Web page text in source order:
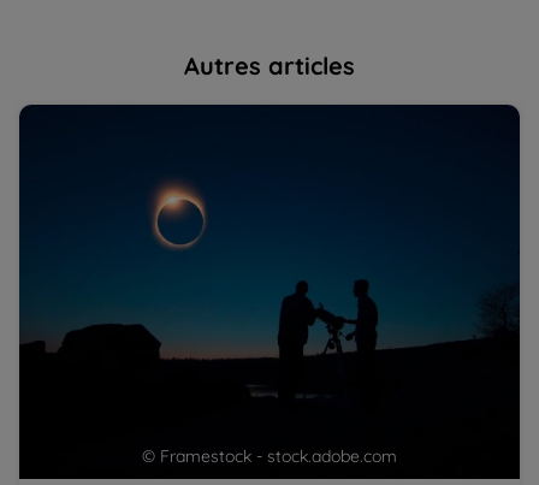
Autres articles
Où voir l'éclipse d'août 2026 ? Les meilleurs endroits
© Framestock - stock.adobe.com